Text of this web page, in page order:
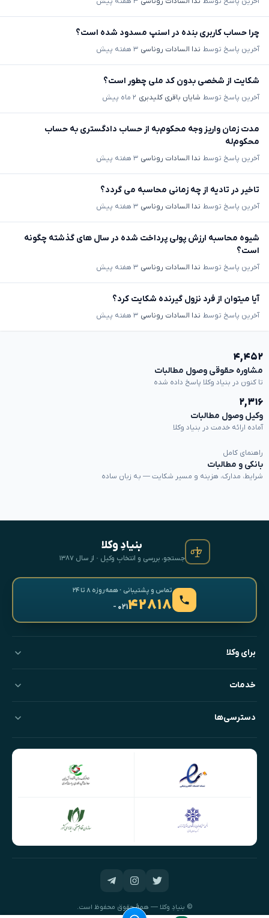
چرا حساب کاربری بنده در اسنپ مسدود شده است؟
آخرین پاسخ توسط ندا السادات روناسی ۳ هفته پیش
شکایت از شخصی بدون کد ملی چطور است؟
آخرین پاسخ توسط شایان باقری کلیدبری ۲ ماه پیش
مدت زمان واریز وجه محکوم‌به از حساب دادگستری به حساب
محکوم‌له
آخرین پاسخ توسط ندا السادات روناسی ۳ هفته پیش
تاخیر در تادیه از چه زمانی محاسبه می گردد؟
آخرین پاسخ توسط ندا السادات روناسی ۳ هفته پیش
شیوه محاسبه ارزش پولی پرداخت شده در سال های گذشته چگونه
است؟
آخرین پاسخ توسط ندا السادات روناسی ۳ هفته پیش
آیا میتوان از فرد نزول گیرنده شکایت کرد؟
آخرین پاسخ توسط ندا السادات روناسی ۳ هفته پیش
۴,۴۵۲
مشاوره حقوقی وصول مطالبات
تا کنون در بنیاد وکلا پاسخ داده شده
۲,۳۱۶
وکیل وصول مطالبات
آماده ارائه خدمت در بنیاد وکلا
راهنمای کامل
بانکی و مطالبات
شرایط، مدارک، هزینه و مسیر شکایت — به زبان ساده
بنیادِ وکلا
جستجو، بررسی و انتخابِ وکیل · از سال ۱۳۸۷
تماس و پشتیبانی · همه‌روزه ۸ تا ۲۴
۴۲۸۱۸- ۰۲۱
برای وکلا
خدمات
دسترسی‌ها
© بنیادِ وکلا — همهٔ حقوق محفوظ است.